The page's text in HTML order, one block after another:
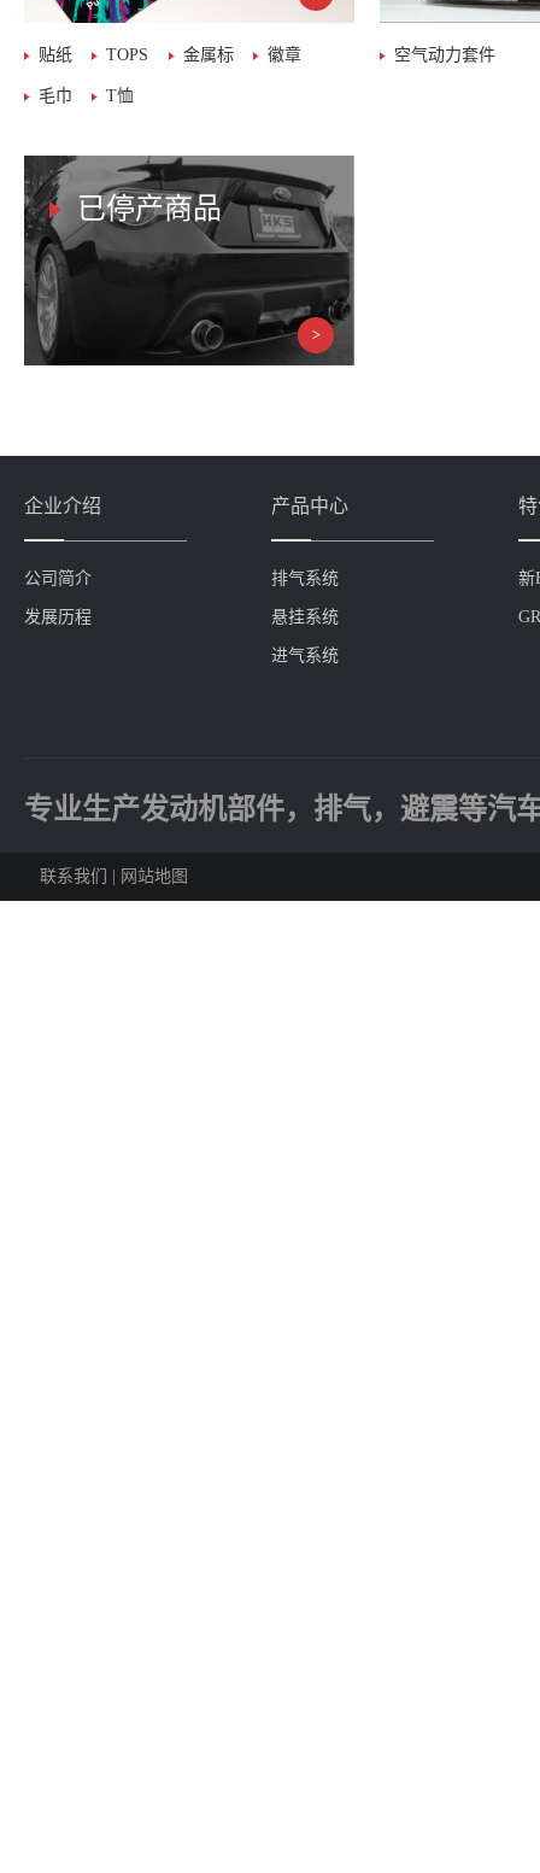
贴纸 TOPS 金属标 徽章
毛巾 T恤
空气动力套件
已停产商品
企业介绍
公司简介
发展历程
产品中心
排气系统
悬挂系统
进气系统
新
专业生产发动机部件，排气，避震等汽
联系我们 | 网站地图